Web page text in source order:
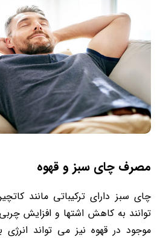
مصرف چای سبز و قهوه
چای سبز دارای ترکیباتی مانند
توانند به کاهش اشتها و افزایش
موجود در قهوه نیز می تواند انرژی